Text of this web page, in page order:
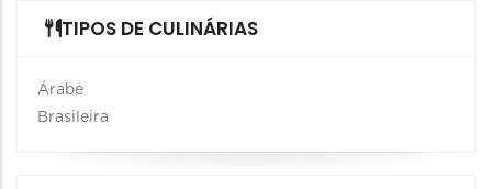
TIPOS DE CULINÁRIAS
Árabe
Brasileira